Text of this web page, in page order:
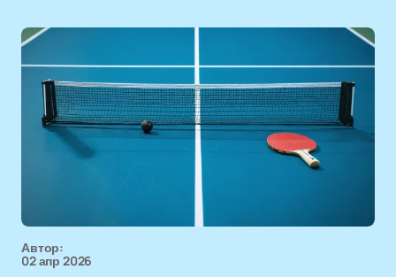
Автор:
02 апр 2026